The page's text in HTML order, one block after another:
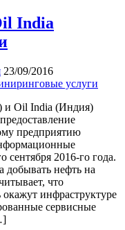
India
23/09/2016
и Oil India (Индия)
предприятию
сентября 2016-го года.
добывать нефть на
что
инфраструктуре
сервисные